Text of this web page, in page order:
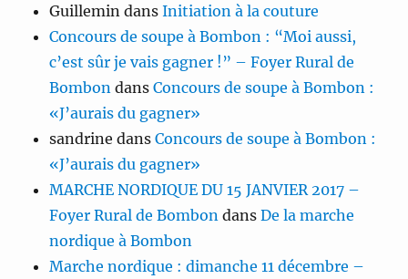
Guillemin dansInitiation à la couture
Concours de soupe à Bombon : “Moi aussi,
c’est sûr je vais gagner !” – Foyer Rural de
Bombon dansConcours de soupe à Bombon :
«J’aurais du gagner»
sandrine dansConcours de soupe à Bombon :
«J’aurais du gagner»
MARCHE NORDIQUE DU 15 JANVIER 2017 –
Foyer Rural de Bombon dansDe la marche
nordique à Bombon
Marche nordique : dimanche 11 décembre –